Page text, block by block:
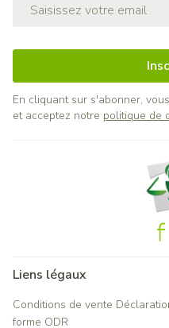
En cliquant sur s'abonner,
et acceptez notre politique de
Liens légaux
Conditions de vente
forme ODR